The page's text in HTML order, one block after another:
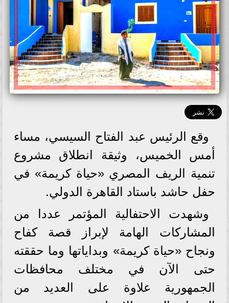
وقع الرئيس عبد الفتاح السيسي، مساء
أمس الخميس، وثيقة انطلاق مشروع
تنمية الريف المصري «حياة كريمة» في
حفل حاشد باستاد القاهرة الدولي.
وشهدت الاحتفالية المؤتمر عددا من
المشاركات الهامة لإبراز قصة كفاح
ونجاح «حياة كريمة» وبداياتها وما حققته
حتى الآن في مختلف محافظات
الجمهورية علاوة على العديد من